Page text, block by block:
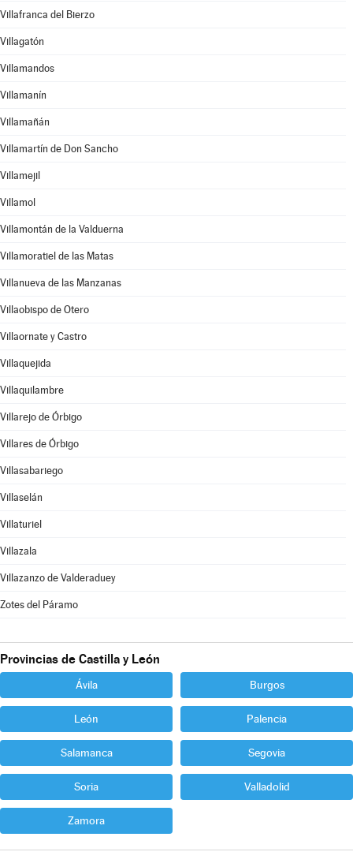
Villafranca del Bierzo
Villagatón
Villamandos
Villamanín
Villamañán
Villamartín de Don Sancho
Villamejil
Villamol
Villamontán de la Valduerna
Villamoratiel de las Matas
Villanueva de las Manzanas
Villaobispo de Otero
Villaornate y Castro
Villaquejida
Villaquilambre
Villarejo de Órbigo
Villares de Órbigo
Villasabariego
Villaselán
Villaturiel
Villazala
Villazanzo de Valderaduey
Zotes del Páramo
Provincias de Castilla y León
Ávila Burgos
León Palencia
Salamanca Segovia
Soria Valladolid
Zamora